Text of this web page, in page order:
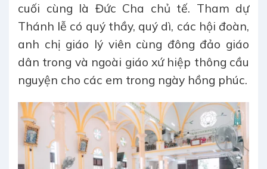
cuối cùng là Đức Cha chủ tế. Tham dự
Thánh lễ có quý thầy, quý dì, các hội đoàn,
anh chị giáo lý viên cùng đông đảo giáo
dân trong và ngoài giáo xứ hiệp thông cầu
nguyện cho các em trong ngày hồng phúc.